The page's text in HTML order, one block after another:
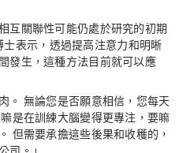
互關聯性可能仍處於研究的初期
士表示，透過提高注意力和明晰
發生，這種方法目前就可以應
。 無論您是否願意相信，您每天
是在訓練大腦變得更專注，要嘛
但需要承擔這些後果和收穫的，